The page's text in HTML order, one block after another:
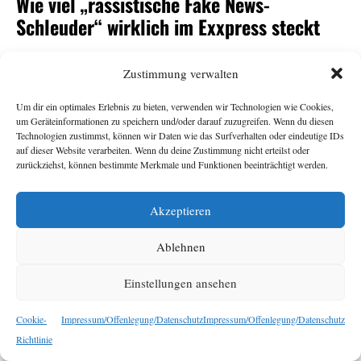
Zustimmung verwalten
Um dir ein optimales Erlebnis zu bieten, verwenden wir Technologien wie Cookies,
um Geräteinformationen zu speichern und/oder darauf zuzugreifen. Wenn du diesen
Technologien zustimmst, können wir Daten wie das Surfverhalten oder eindeutige IDs
auf dieser Website verarbeiten. Wenn du deine Zustimmung nicht erteilst oder
zurückziehst, können bestimmte Merkmale und Funktionen beeinträchtigt werden.
Akzeptieren
Ablehnen
Einstellungen ansehen
Cookie-
Richtlinie
Impressum/Offenlegung/DatenschutzImpressum/Offenlegung/Datenschutz
Schleuder“ wirklich im Exxpress steckt
11. Juni 2026
Exxpress-Herausgeberin Eva Schütz war eine von vielen
Überraschungskandidat:innen für denORF-
Generalsposten. Armin Wolf tat auf der Plattform Bluesky
seine Ratlosigkeit über ihre Nominierung durch den
Stiftungsrat kund und bezeichnete denExxpressals„rechte,
rassistische Fake News-Schleuder“. Das sorgte für
Empörung, vor allem beimExxpress. Dabei sollte der
Redaktion ihr eigener Umgang mit Falschnachrichten und